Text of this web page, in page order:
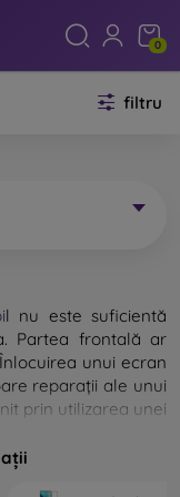
0
filtru
l nu este suficientă
Partea frontală ar
unui ecran
reparații ale unui
prin utilizarea unei
pentru telefon, în